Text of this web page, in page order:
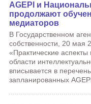
AGEPI и
продолжают
медиаторов
В Государственном
собственности, 20 мая
«Практические
области
вписывается в
запланированных